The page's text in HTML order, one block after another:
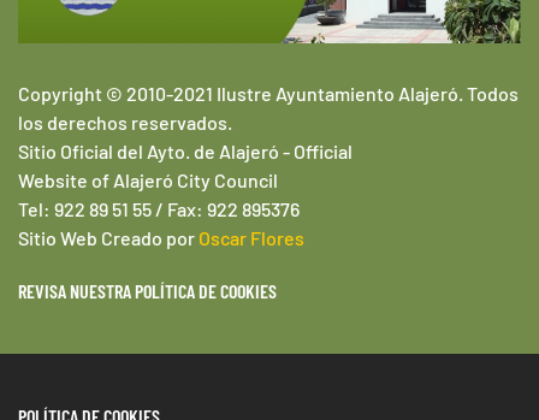
Copyright © 2010-2021 Ilustre Ayuntamiento Alajeró. Todos
los derechos reservados.
Sitio Oficial del Ayto. de Alajeró - Official
Website of Alajeró City Council
Tel: 922 89 51 55 / Fax: 922 895376
Sitio Web Creado por Oscar Flores
REVISA NUESTRA POLÍTICA DE COOKIES